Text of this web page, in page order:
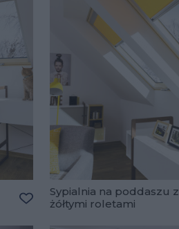
Dodaj do ulubionych
Sypialnia na poddaszu z
żółtymi roletami